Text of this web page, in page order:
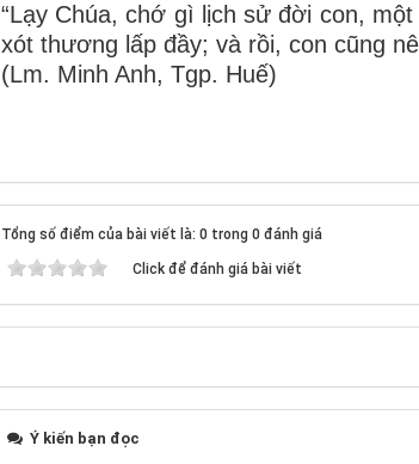
“Lạy Chúa, chớ gì lịch sử đời con,
xót thương lấp đầy; và rồi, con cũng
(Lm. Minh Anh, Tgp. Huế)
Tổng số điểm của bài viết là: 0 trong 0 đánh giá
Click để đánh giá bài viết
Ý kiến bạn đọc